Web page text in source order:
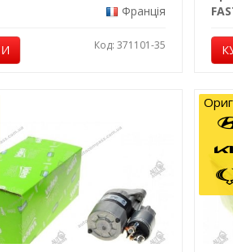
Франція
Код: 371101-35